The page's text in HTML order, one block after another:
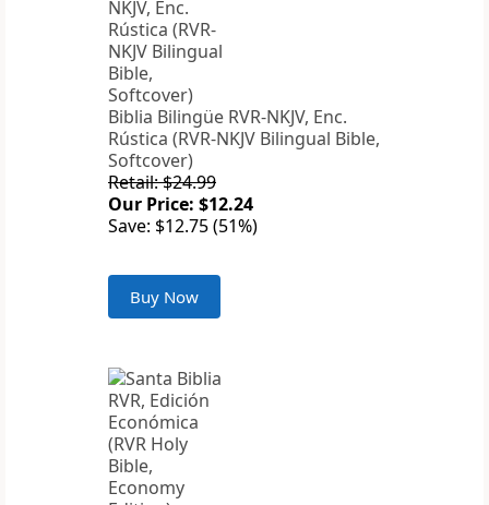
Biblia Bilingüe RVR-NKJV, Enc.
Rústica (RVR-NKJV Bilingual Bible,
Softcover)
Retail: $24.99
Our Price: $12.24
Save: $12.75 (51%)
Buy Now